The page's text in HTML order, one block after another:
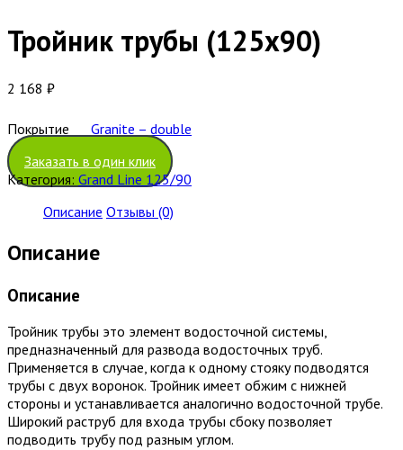
Тройник трубы (125х90)
2 168 ₽
Покрытие Granite – double
Заказать в один клик
Категория: Grand Line 125/90
Описание Отзывы (0)
Описание
Описание
Тройник трубы это элемент водосточной системы,
предназначенный для развода водосточных труб.
Применяется в случае, когда к одному стояку подводятся
трубы с двух воронок. Тройник имеет обжим с нижней
стороны и устанавливается аналогично водосточной трубе.
Широкий раструб для входа трубы сбоку позволяет
подводить трубу под разным углом.